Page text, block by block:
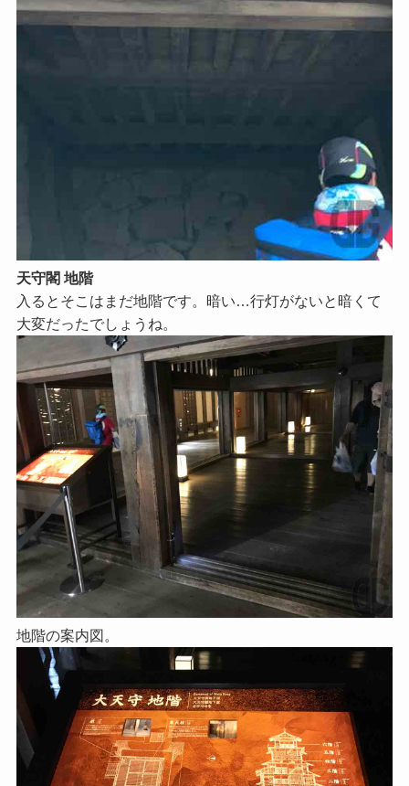
天守閣 地階
入るとそこはまだ地階です。暗い…行灯がないと暗くて
大変だったでしょうね。
地階の案内図。